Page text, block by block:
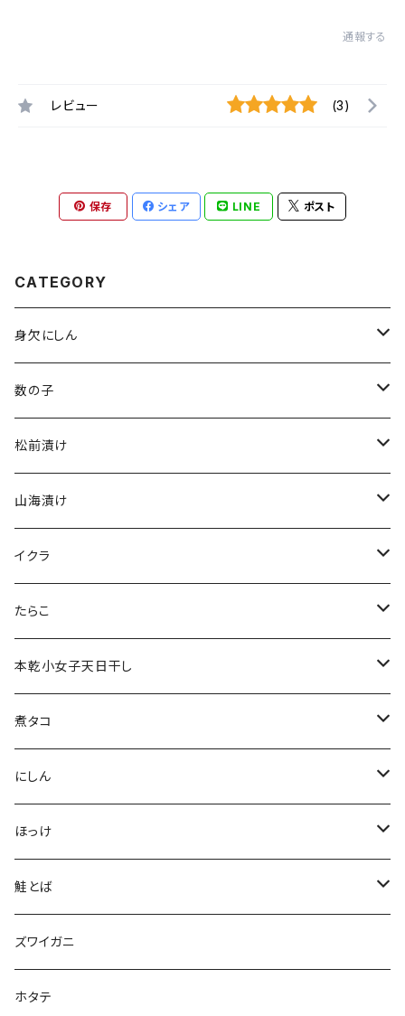
通報する
レビュー (3)
保存 シェア LINE ポスト
CATEGORY
身欠にしん
本乾
８分乾
生乾
数の子
味付け数の子（白）
１００ｇ
２００ｇ
味付け数の子（黒）
１００ｇ
２００ｇ
塩数の子（前浜）
５００ｇ
松前漬け
１５０ｇ
３００ｇ
山海漬け
１５０ｇ
３００ｇ
イクラ
２００ｇ
３００ｇ
５００ｇ
たらこ
塩たらこ（前浜）
塩たらこ（ロシア）
明太子（ロシア）
本乾小女子天日干し
３００ｇ
煮タコ
足
頭
にしん
にしんのみりん干し
焼き用２本入り
上乾２本入り
吟上そば糠にしん
とろにしん（2枚入）
鰊の甘露煮（3枚入）
ほっけ
吟上そば糠ほっけ
ホッケスティック（6本入）
鮭とば
１００ｇ
３００ｇ
ズワイガニ
ホタテ